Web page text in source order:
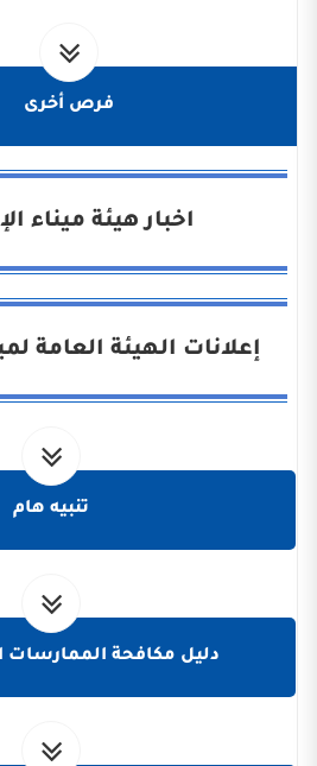
فرص أخرى
اخبار هيئة ميناء
إعلانات الهيئة العامة
تنبيه هام
دليل مكافحة الممارسات